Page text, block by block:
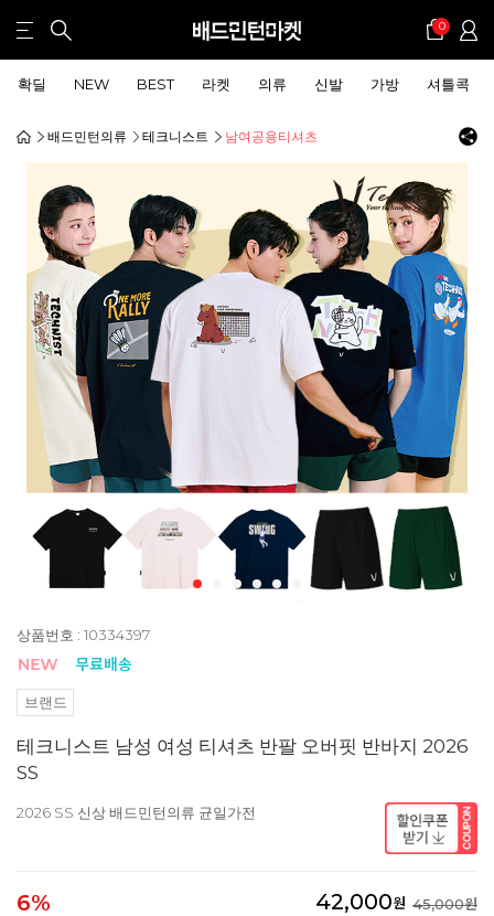
0
확딜 NEW BEST 라켓 의류 신발 가방 셔틀콕
배드민턴의류 테크니스트 남여공용티셔츠
상품번호 : 10334397
브랜드
테크니스트 남성 여성 티셔츠 반팔 오버핏 반바지 2026
SS
2026 SS 신상 배드민턴의류 균일가전
6% 42,000원 45,000원